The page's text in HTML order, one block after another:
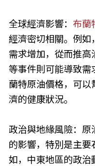
全球經濟影響： 布蘭
經濟密切相關。例
需求增加，從而推
等事件則可能導致需
蘭特原油價格，可
濟的健康狀況。
政治與地緣風險：
的影響，特別是主要
如，中東地區的政治